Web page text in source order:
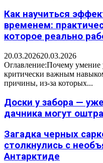
Как научиться
временем:
которое реально
20.03.202620.03.2026
Оглавление:Почему умение
критически важным
причины, из-за которых...
Доски у забора —
дачника могут
Загадка черных
столкнулись с
Антарктиде